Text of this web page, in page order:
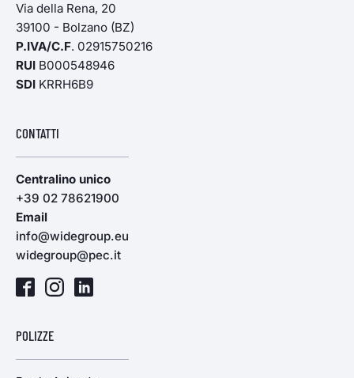
Via della Rena, 20
39100 - Bolzano (BZ)
P.IVA/C.F. 02915750216
RUI B000548946
SDI KRRH6B9
CONTATTI
Centralino unico
+39 02 78621900
Email
info@widegroup.eu
widegroup@pec.it
POLIZZE